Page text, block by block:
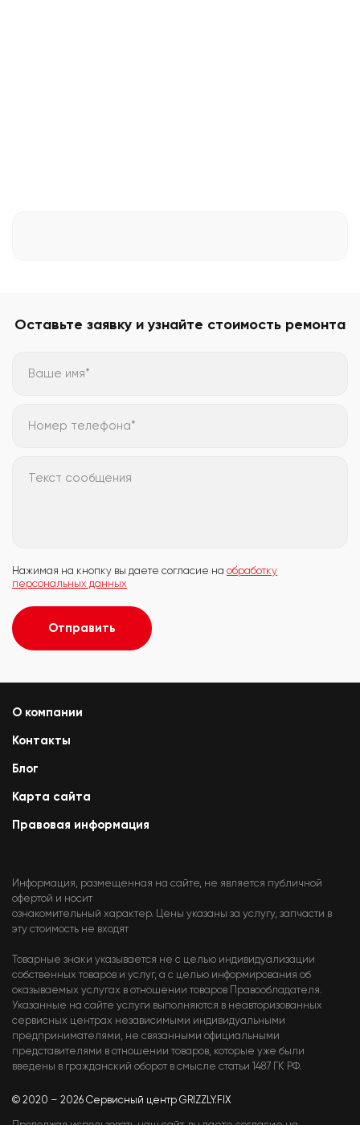
Оставьте заявку и узнайте стоимость ремонта
Ваше имя*
Номер телефона*
Текст сообщения
Нажимая на кнопку вы даете согласие на обработку
персональных данных
Отправить
О компании
Контакты
Блог
Карта сайта
Правовая информация
Информация, размещенная на сайте, не является публичной
офертой и носит
ознакомительный характер. Цены указаны за услугу, запчасти в
эту стоимость не входят
Товарные знаки указывается не с целью индивидуализации
собственных товаров и услуг, а с целью информирования об
оказываемых услугах в отношении товаров Правообладателя.
Указанные на сайте услуги выполняются в неавторизованных
сервисных центрах независимыми индивидуальными
предпринимателями, не связанными официальными
представителями в отношении товаров, которые уже были
введены в гражданский оборот в смысле статьи 1487 ГК РФ.
© 2020 – 2026 Сервисный центр GRIZZLY.FIX